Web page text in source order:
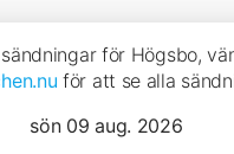
för Högsbo,
för att se alla
sön 09 aug. 2026